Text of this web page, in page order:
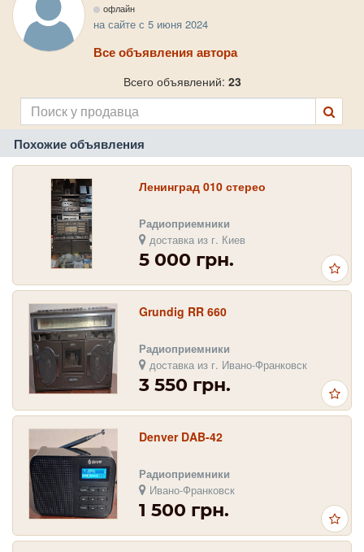
офлайн
на сайте с 5 июня 2024
Все объявления автора
Всего объявлений: 23
Похожие объявления
Ленинград 010 стерео
Радиоприемники
доставка из г. Киев
5 000 грн.
Grundig RR 660
Радиоприемники
доставка из г. Ивано-Франковск
3 550 грн.
Denver DAB-42
Радиоприемники
Ивано-Франковск
1 500 грн.